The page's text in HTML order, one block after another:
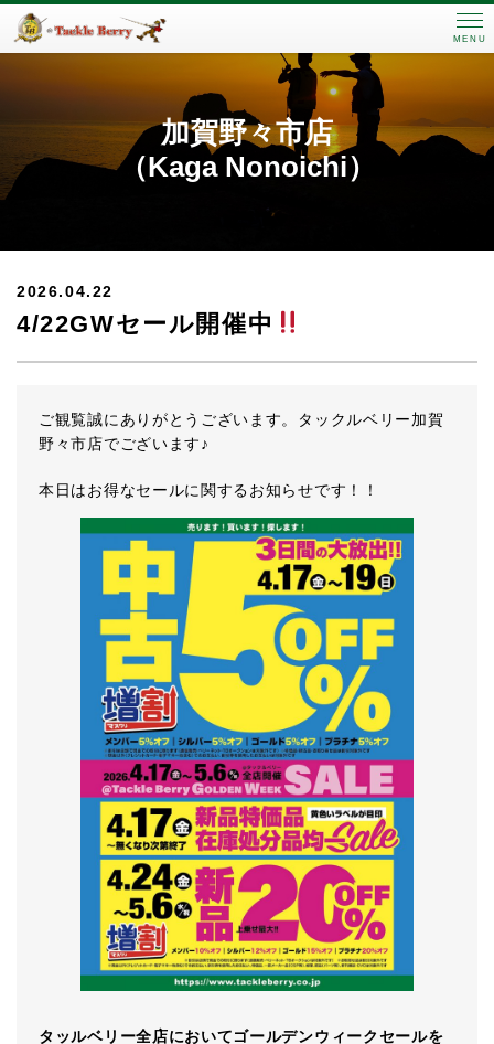
MENU
加賀野々市店
（Kaga Nonoichi）
2026.04.22
4/22GWセール開催中
ご観覧誠にありがとうございます。タックルベリー加賀
野々市店でございます♪
本日はお得なセールに関するお知らせです！！
タッルベリー全店においてゴールデンウィークセールを